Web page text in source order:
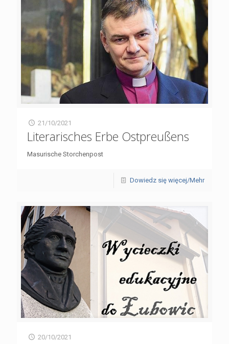
21/10/2021
Literarisches Erbe Ostpreußens
Masurische Storchenpost
Dowiedz się więcej/Mehr
20/10/2021